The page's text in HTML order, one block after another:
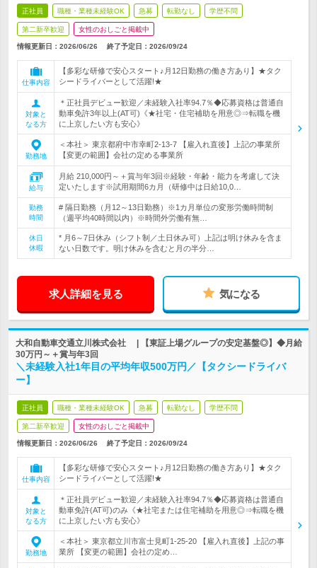
正社員 職種・業種未経験OK 急募 転勤なし 学歴不問
第二新卒歓迎 女性のおしごと掲載中
情報更新日：2026/06/26 終了予定日： 2026/09/24
仕事内容
【多彩な研修で安心スタート♪月12日勤務の働き方あり】★タク
シードライバーとして活躍!★
対象と
なる方
＊正社員デビュー歓迎／未経験入社率94.7％◆応募資格は普通自
動車免許3年以上(AT可)《★社宅・住宅補助を用意◎⇒転職を機
に上京したい方も安心》
勤務地
＜本社＞ 東京都府中市幸町2-13-7 【雇入れ直後】上記の事業所
【変更の範囲】会社の定める事業所
給与
月給 210,000円～＋賞与年3回※経験・年齢・能力を考慮して決
定いたします※試用期間6カ月（研修中は日給10,0…
勤務
時間
# 隔日勤務（月12～13日勤務）※1カ月単位の変形労働時間制
（週平均40時間以内）※時間外労働有無…
休日
休暇
* 月6～7日休み（シフト制／土日休み可）上記は明け休みを含ま
ない日数です。明け休みを含むと月の半分…
求人詳細を見る 気になる
大和自動車交通立川株式会社 | 【東証上場グループの安定基盤◎】◆月給
30万円～＋賞与年3回
＼未経験入社1年目の平均年収500万円／【タクシードライバ
ー】
正社員 職種・業種未経験OK 急募 転勤なし 学歴不問
第二新卒歓迎 女性のおしごと掲載中
情報更新日：2026/06/26 終了予定日： 2026/09/24
仕事内容
【多彩な研修で安心スタート♪月12日勤務の働き方あり】★タク
シードライバーとして活躍!★
対象と
なる方
＊正社員デビュー歓迎／未経験入社率94.7％◆応募資格は普通自
動車免許(AT可)のみ《★社宅または住宅補助を用意◎⇒転職を機
に上京したい方も安心》
勤務地
＜本社＞ 東京都立川市富士見町1-25-20 【雇入れ直後】上記の事
業所 【変更の範囲】会社の定め…